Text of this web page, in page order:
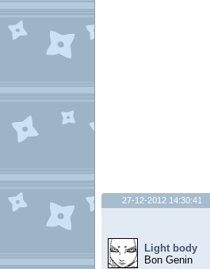
27-12-2012 14:30:41
Light body
Bon Genin